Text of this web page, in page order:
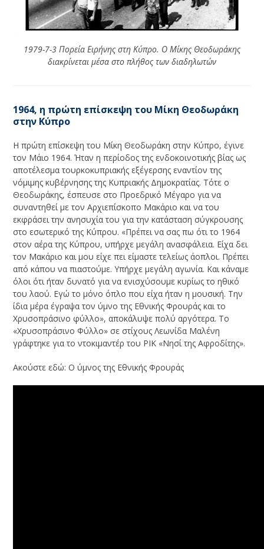
1979-7-3 Πορεία Ειρήνης στη Κύπρο. Ο Μίκης Θεοδωράκης
διακρίνεται μέσα στο πλήθος των διαδηλωτών
1964, η πρώτη επίσκεψη του Μίκη Θεοδωράκη
στην Κύπρο
Η πρώτη επίσκεψη του Μίκη Θεοδωράκη στην Κύπρο, έγινε
τον Μάιο 1964. Ήταν η περίοδος της ενδοκοινοτικής βίας ως
αποτέλεσμα τουρκοκυπριακής εξέγερσης εναντίον της
νόμιμης κυβέρνησης της Κυπριακής Δημοκρατίας. Τότε ο
Θεοδωράκης, έσπευσε στο Προεδρικό Μέγαρο για να
συναντηθεί με τον Αρχιεπίσκοπο Μακάριο και να του
εκφράσει την ανησυχία του για την κατάσταση σύγκρουσης
στο εσωτερικό της Κύπρου. «Πρέπει να σας πω ότι το 1964
στον αέρα της Κύπρου, υπήρχε μεγάλη ανασφάλεια. Είχα δει
τον Μακάριο και μου είχε πει είμαστε τελείως άοπλοι. Πρέπει
από κάπου να πιαστούμε. Υπήρχε μεγάλη αγωνία. Και κάναμε
όλοι ότι ήταν δυνατό για να ενισχύσουμε κυρίως το ηθικό
του λαού. Εγώ το μόνο όπλο που είχα ήταν η μουσική. Την
ίδια μέρα έγραψα τον ύμνο της Εθνικής Φρουράς και το
Χρυσοπράσινο φύλλο», αποκάλυψε πολύ αργότερα. Το
«Χρυσοπράσινο Φύλλο» σε στίχους Λεωνίδα Μαλένη
γράφτηκε για το ντοκιμαντέρ του ΡΙΚ «Νησί της Αφροδίτης».
Ακούστε εδώ: Ο ύμνος της Εθνικής Φρουράς